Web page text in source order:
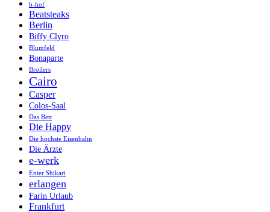
b-hof
Beatsteaks
Berlin
Biffy Clyro
Blumfeld
Bonaparte
Broilers
Cairo
Casper
Colos-Saal
Das Bett
Die Happy
Die höchste Eisenbahn
Die Ärzte
e-werk
Enter Shikari
erlangen
Farin Urlaub
Frankfurt